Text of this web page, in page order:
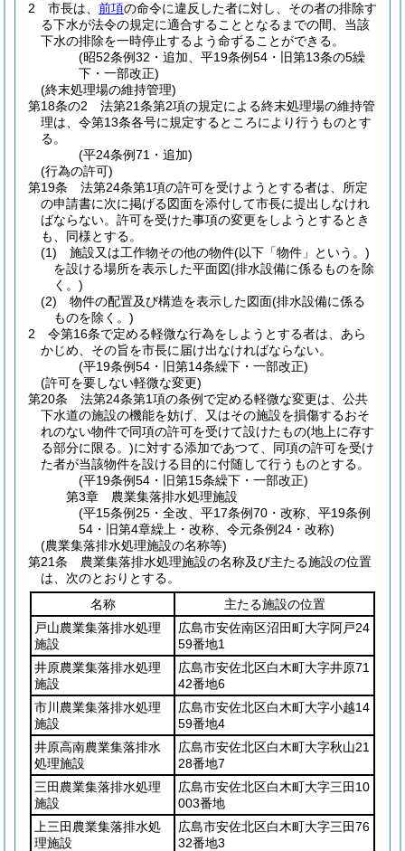
2
市長は、 前項の命令に違反した者に対し、その者の排除す
る下水が法令の規定に適合することとなるまでの間、当該
下水の排除を一時停止するよう命ずることができる。
(昭52条例32・追加、平19条例54・旧第13条の5繰
下・一部改正)
(終末処理場の維持管理)
第18条の2
法第21条第2項の規定による終末処理場の維持管
理は、令第13条各号に規定するところにより行うものとす
る。
(平24条例71・追加)
(行為の許可)
第19条
法第24条第1項の許可を受けようとする者は、所定
の申請書に次に掲げる図面を添付して市長に提出しなけれ
ばならない。 許可を受けた事項の変更をしようとするとき
も、同様とする。
(1)
施設又は工作物その他の物件(以下「物件」という。)
を設ける場所を表示した平面図(排水設備に係るものを除
く。)
(2)
物件の配置及び構造を表示した図面(排水設備に係る
ものを除く。)
2
令第16条で定める軽微な行為をしようとする者は、あら
かじめ、その旨を市長に届け出なければならない。
(平19条例54・旧第14条繰下・一部改正)
(許可を要しない軽微な変更)
第20条
法第24条第1項の条例で定める軽微な変更は、公共
下水道の施設の機能を妨げ、又はその施設を損傷するおそ
れのない物件で同項の許可を受けて設けたもの(地上に存す
る部分に限る。)に対する添加であつて、同項の許可を受け
た者が当該物件を設ける目的に付随して行うものとする。
(平19条例54・旧第15条繰下・一部改正)
第3章
農業集落排水処理施設
(平15条例25・全改、平17条例70・改称、平19条例
54・旧第4章繰上・改称、令元条例24・改称)
(農業集落排水処理施設の名称等)
第21条
農業集落排水処理施設の名称及び主たる施設の位置
は、次のとおりとする。
名称
主たる施設の位置
戸山農業集落排水処理
施設
広島市安佐南区沼田町大字阿戸24
59番地1
井原農業集落排水処理
施設
広島市安佐北区白木町大字井原71
42番地6
市川農業集落排水処理
施設
広島市安佐北区白木町大字小越14
59番地4
井原高南農業集落排水
処理施設
広島市安佐北区白木町大字秋山21
28番地7
三田農業集落排水処理
施設
広島市安佐北区白木町大字三田10
003番地
上三田農業集落排水処
理施設
広島市安佐北区白木町大字三田76
32番地3